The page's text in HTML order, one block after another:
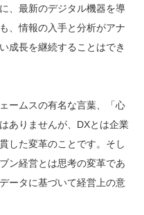
、最新のデジタル機器を導
、情報の入手と分析がアナ
成長を継続することはでき
ームスの有名な言葉、「心
ありませんが、DXとは企業
した変革のことです。そし
ン経営とは思考の変革であ
ータに基づいて経営上の意